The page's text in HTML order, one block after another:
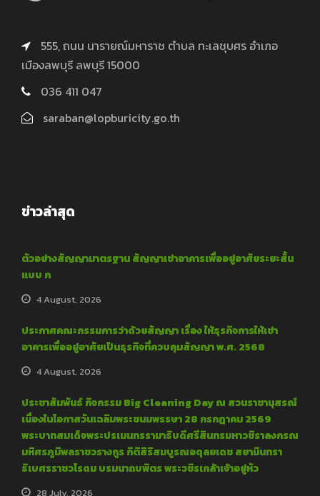
555, ถนน นารายณ์มหาราช ตำบล ทะเลชุบศร อำเภอ
เมืองลพบุรี ลพบุรี 15000
036 411 047
saraban@lopburicity.go.th
ข่าวล่าสุด
ตัวอย่างสัญญามาตรฐาน สัญญาเช่าอาคารเพื่ออยู่อาศัยระยะสั้น
แบบ ก
4 August, 2026
ประกาศคณะกรรมการว่าด้วยสัญญา เรื่อง ให้ธุรกิจการให้เช่า
อาคารเพื่ออยู่อาศัยเป็นธุรกิจที่ควบคุมสัญญา พ.ศ. 2568
4 August, 2026
ประชาสัมพันธ์ กิจกรรม Big Cleaning Day ณ สวนราชานุสรณ์
เนื่องในโอกาสวันเฉลิมพระชนมพรรษา 28 กรกฎาคม 2569
พระบาทสมเด็จพระปรเมนทรรามาธิบดีศรีสินทรมหาวชิราลงกรณ
มหิศรภูมิพลราชวรางกูร กิติสิริสมบูรณอดุลยเดช สยามินทรา
ธิเบศรราชวโรดม บรมนาถบพิตร พระวชิรเกล้าเจ้าอยู่หัว
28 July, 2026